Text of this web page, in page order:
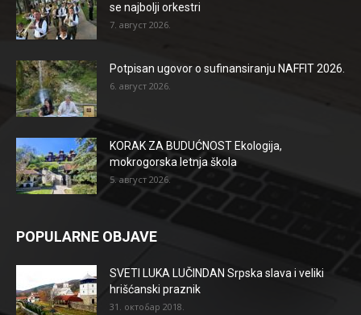
se najbolji orkestri
7. август 2026.
Potpisan ugovor o sufinansiranju NAFFIT 2026.
6. август 2026.
KORAK ZA BUDUĆNOST Ekologija,
mokrogorska letnja škola
5. август 2026.
POPULARNE OBJAVE
SVETI LUKA LUČINDAN Srpska slava i veliki
hrišćanski praznik
31. октобар 2018.